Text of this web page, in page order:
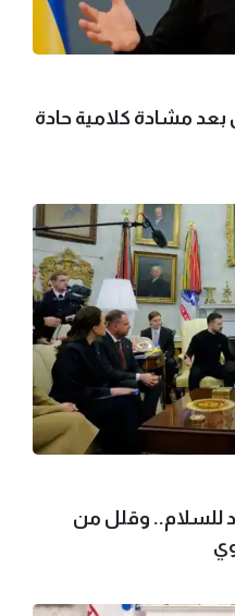
بعد مشادة كلامية حادة
للسلام.. وقلل من